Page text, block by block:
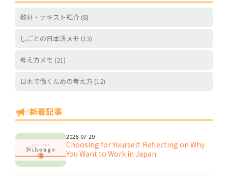
教材・テキスト紹介 (8)
しごとの日本語メモ (13)
考え方メモ (21)
日本で働くための考え方 (12)
新着記事
Choosing for Yourself: Reflecting on Why
You Want to Work in Japan
2026-07-29